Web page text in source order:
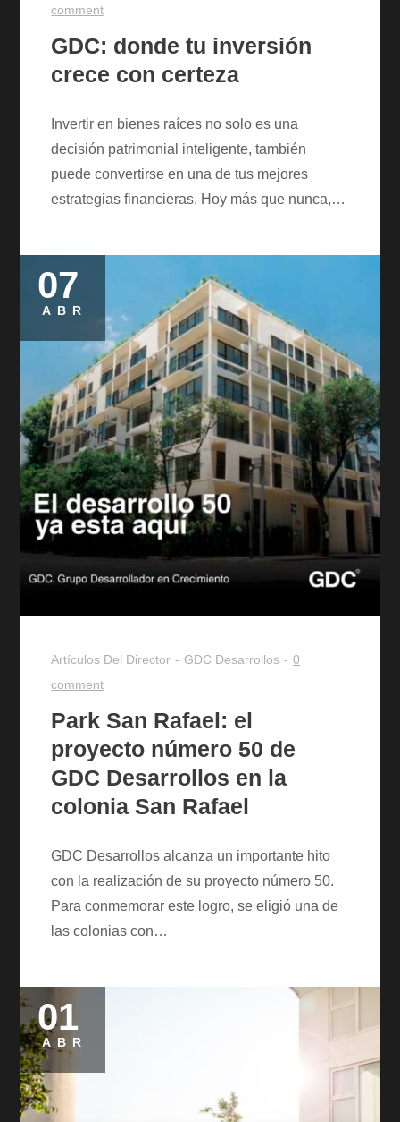
comment
GDC: donde tu inversión
crece con certeza
Invertir en bienes raíces no solo es una
decisión patrimonial inteligente, también
puede convertirse en una de tus mejores
estrategias financieras. Hoy más que nunca,…
Posted
on
07
ABR
Artículos Del Director GDC Desarrollos
0
comment
Park San Rafael: el
proyecto número 50 de
GDC Desarrollos en la
colonia San Rafael
GDC Desarrollos alcanza un importante hito
con la realización de su proyecto número 50.
Para conmemorar este logro, se eligió una de
las colonias con…
Posted
on
01
ABR